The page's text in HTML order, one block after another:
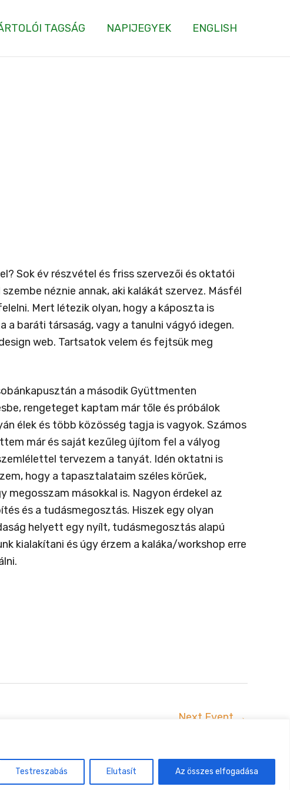
Testreszabás Elutasít Az összes elfogadása
TAGSÁG NAPIJEGYEK ENGLISH
Sok év részvétel és friss szervezői és oktatói
néznie annak, aki kalákát szervez. Másfél
Mert létezik olyan, hogy a káposzta is
a baráti társaság, vagy a tanulni vágyó idegen.
web. Tartsatok velem és fejtsük meg
a második Gyüttmenten
rengeteget kaptam már tőle és próbálok
élek és több közösség tagja is vagyok. Számos
már és saját kezűleg újítom fel a vályog
tervezem a tanyát. Idén oktatni is
hogy a tapasztalataim széles körűek,
megosszam másokkal is. Nagyon érdekel az
és a tudásmegosztás. Hiszek egy olyan
helyett egy nyílt, tudásmegosztás alapú
kialakítani és úgy érzem a kaláka/workshop erre
Next Event →